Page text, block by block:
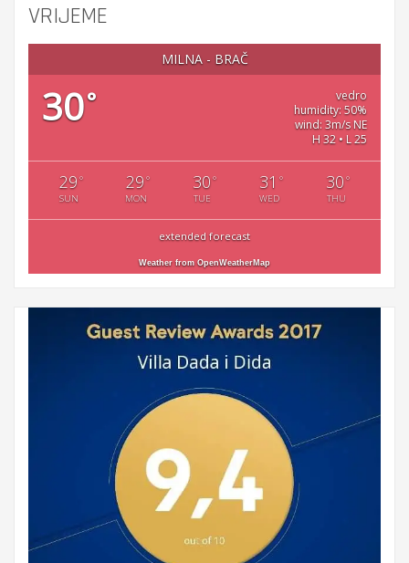
VRIJEME
MILNA - BRAČ
30°
vedro
humidity: 50%
wind: 3m/s NE
H 32 • L 25
29°
SUN
29°
MON
30°
TUE
31 °
WED
30°
THU
extended forecast
Weather from OpenWeatherMap